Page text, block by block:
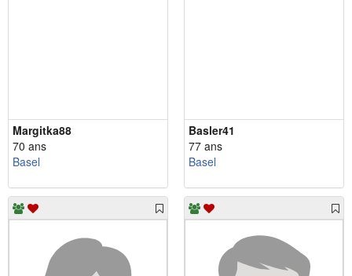
Margitka88
70 ans
Basel
Basler41
77 ans
Basel